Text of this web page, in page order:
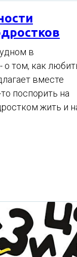
в
о том, как
вместе
поспорить на
жить и